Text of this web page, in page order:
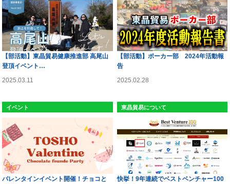
【部活動】東晶貿易健康推進部 高尾山
登頂イベント…
2025.03.11
【部活動】ポーカー部 2024年活動報
告
2025.02.28
イベント
バレンタインイベント開催！チョコと
東晶貿易について
快挙！9年連続でベストベンチャー100